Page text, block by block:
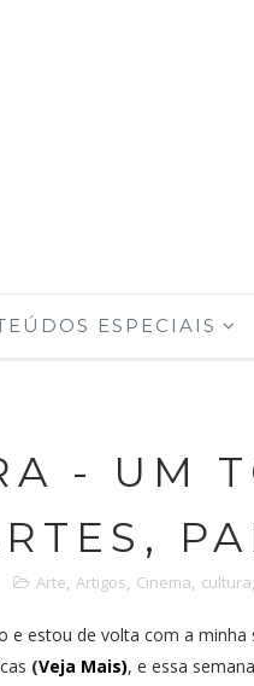
ESPECIAIS
- UM
Arte, Artigos, Cinema, cultura,
e estou de volta com a
(Veja Mais), e essa